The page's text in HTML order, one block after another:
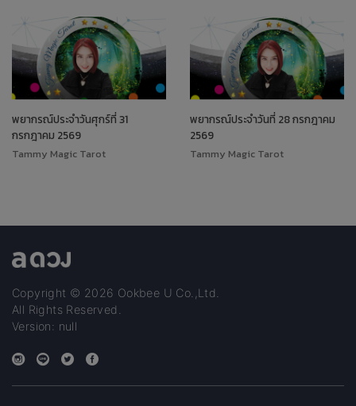
พยากรณ์ประจำวันศุกร์ที่ 31
กรกฎาคม 2569
Tammy Magic Tarot
พยากรณ์ประจำวันที่ 28 กรกฎาคม
2569
Tammy Magic Tarot
Copyright © 2026 Ookbee U Co.,Ltd.
All Rights Reserved.
Version: null